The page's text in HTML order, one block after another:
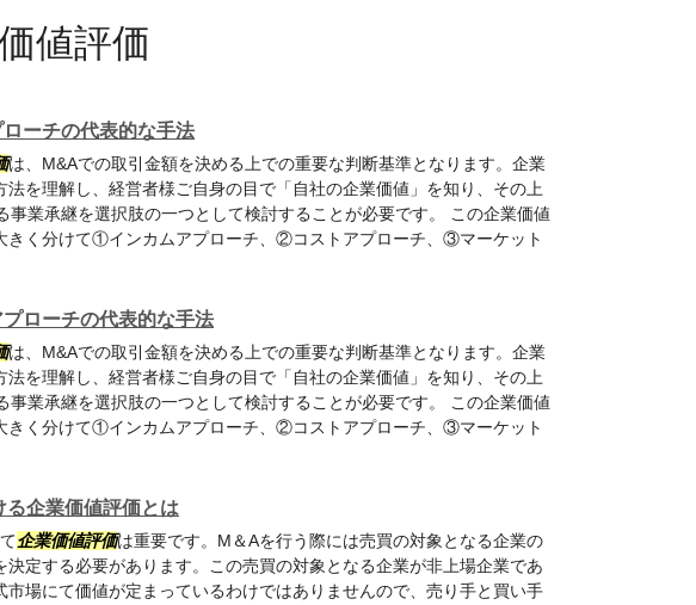
値評価
ーチの代表的な手法
は、M&Aでの取引金額を決める上での重要な判断基準となります。企業
法を理解し、経営者様ご自身の目で「自社の企業価値」を知り、その上
事業承継を選択肢の一つとして検討することが必要です。 この企業価値
きく分けて①インカムアプローチ、②コストアプローチ、③マーケット
ローチの代表的な手法
は、M&Aでの取引金額を決める上での重要な判断基準となります。企業
法を理解し、経営者様ご自身の目で「自社の企業価値」を知り、その上
事業承継を選択肢の一つとして検討することが必要です。 この企業価値
きく分けて①インカムアプローチ、②コストアプローチ、③マーケット
る企業価値評価とは
企業価値評価は重要です。M＆Aを行う際には売買の対象となる企業の
決定する必要があります。この売買の対象となる企業が非上場企業であ
市場にて価値が定まっているわけではありませんので、売り手と買い手